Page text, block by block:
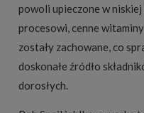
powoli upieczone w
procesowi, cenne
zostały zachowane, co
doskonałe źródło
dorosłych.